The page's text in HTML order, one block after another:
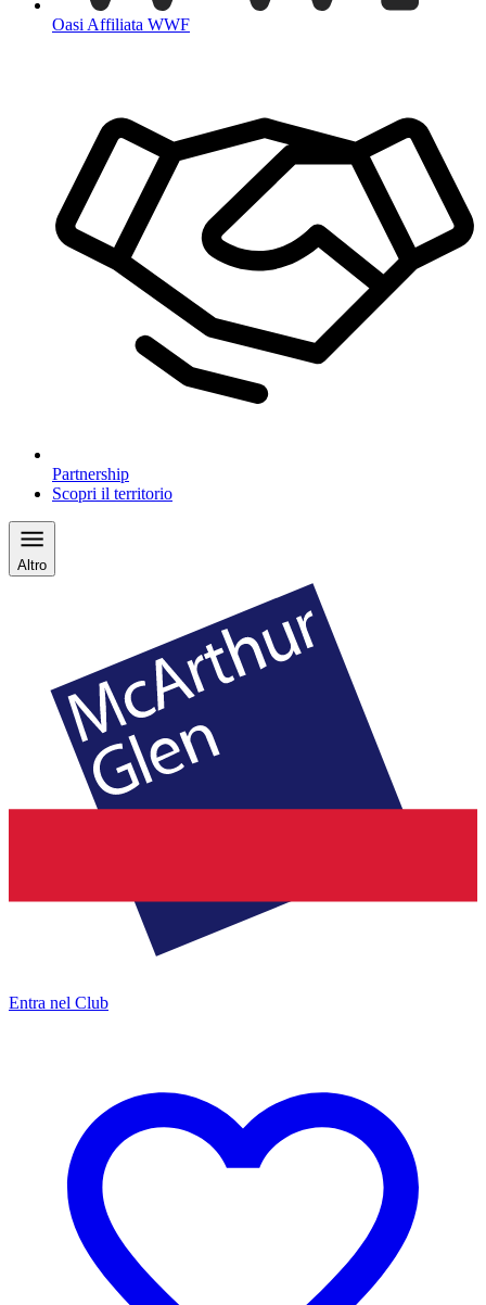
Oasi Affiliata WWF
Partnership
Scopri il territorio
Altro
Entra nel Club